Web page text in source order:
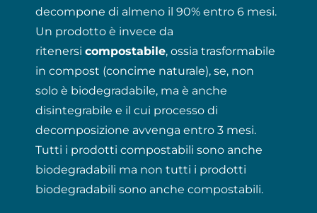
decompone di almeno il 90% entro 6 mesi.
Un prodotto è invece da
ritenersicompostabile, ossia trasformabile
in compost (concime naturale), se, non
solo è biodegradabile, ma è anche
disintegrabile e il cui processo di
decomposizione avvenga entro 3 mesi.
Tutti i prodotti compostabili sono anche
biodegradabili ma non tutti i prodotti
biodegradabili sono anche compostabili.